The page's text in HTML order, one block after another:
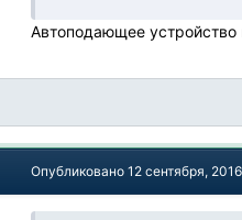
Автоподающее устройство
Опубликовано12 сентября, 2016